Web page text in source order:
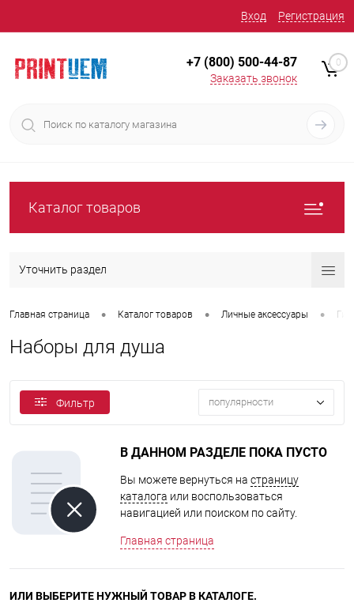
Вход Регистрация
+7 (800) 500-44-87
Заказать звонок
0
Каталог товаров
Уточнить раздел
Главная страница • Каталог товаров • Личные аксессуары •
Наборы для душа
Фильтр популярности
В ДАННОМ РАЗДЕЛЕ ПОКА ПУСТО
Вы можете вернуться на страницу
каталога или воспользоваться
навигацией или поиском по сайту.
Главная страница
ИЛИ ВЫБЕРИТЕ НУЖНЫЙ ТОВАР В КАТАЛОГЕ.